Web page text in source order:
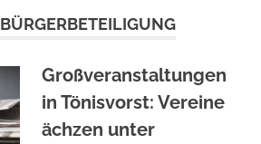
BÜRGERBETEILIGUNG
Großveranstaltungen
in Tönisvorst: Vereine
ächzen unter